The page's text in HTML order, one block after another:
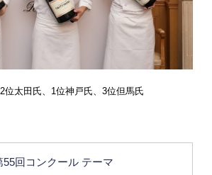
位太田氏、1位神戸氏、3位但馬氏
55回コンクール テーマ